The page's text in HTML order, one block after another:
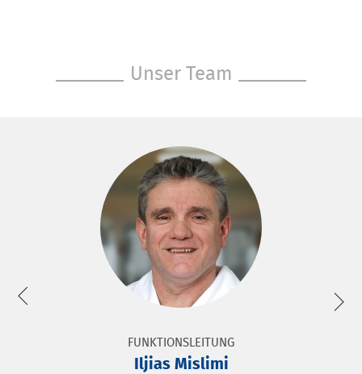
Unser Team
FUNKTIONSLEITUNG
Iljias Mislimi